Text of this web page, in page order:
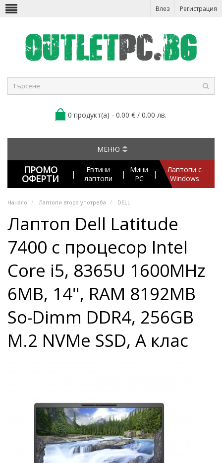
Влез Регистрация
0 продукт(а) - 0.00 € / 0.00 лв.
МЕНЮ
ПРОМО
ОФЕРТИ |
Евтини
лаптопи
|
Мини
PC
|
Лаптопи с
Windows
Начало Лаптопи втора употреба DELL
Лаптоп Dell Latitude
7400 с процесор Intel
Core i5, 8365U 1600MHz
6MB, 14", RAM 8192MB
So-Dimm DDR4, 256GB
M.2 NVMe SSD, A клас